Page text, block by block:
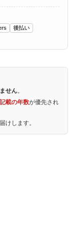
後払い
せん。
載の年数が優先され
けします。